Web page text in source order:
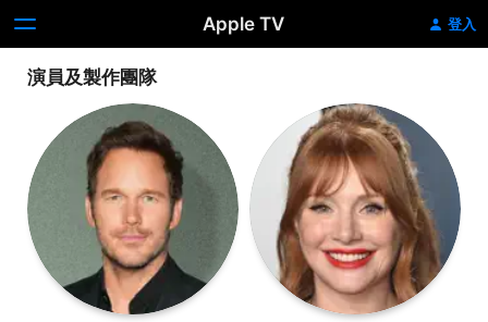
Apple TV 登入
演員及製作團隊